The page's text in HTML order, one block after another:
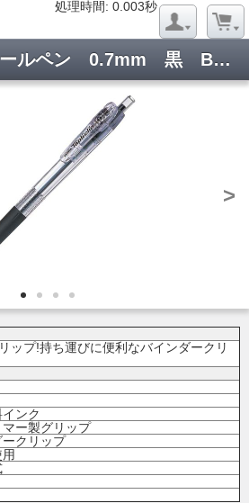
処理時間: 0.003秒
タプリクリップボールペン 0.7mm 黒 BN5-BK
>
ップ!持ち運びに便利なバインダークリ
ンク
マー製グリップ
クリップ